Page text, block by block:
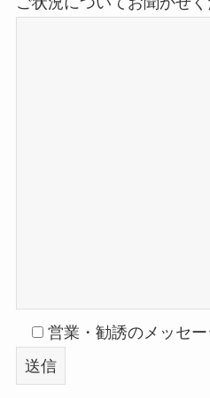
営業・勧誘のメッセー